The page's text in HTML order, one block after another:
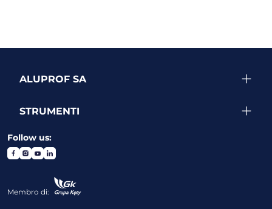
ALUPROF SA
STRUMENTI
Follow us:
Membro di: